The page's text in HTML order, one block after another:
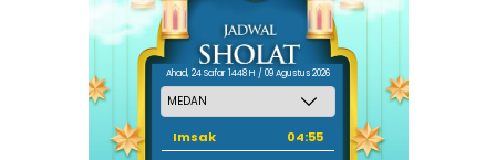
Ahad, 24 Safar 1448 H / 09 Agustus 2026
Imsak
04:55